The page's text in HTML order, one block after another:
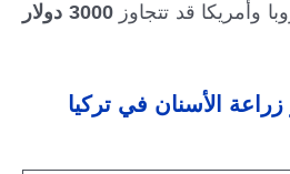
وأمريكا قد تتجاوز3000 دولار
الأسنان في تركيا